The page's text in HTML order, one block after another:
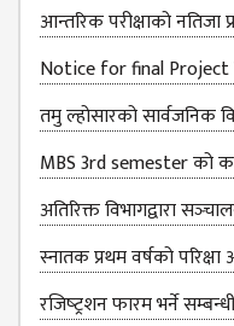
EDUCATION(M.ED)
M.ED FIRST
SEMESTERS
M.ED SECOND
SEMESTERS
M.ED THIRD
SEMESTERS
M.ED FOURTH
SEMESTERS
आन्‍तरिक परीक्षाको नतिजा
Notice for final Project
तमु ल्होसारको सार्वजनिक
MBS 3rd semester को
अतिरिक्त विभागद्वारा
स्नातक प्रथम वर्षको
रजिष्‍ट्रशन फारम भर्ने